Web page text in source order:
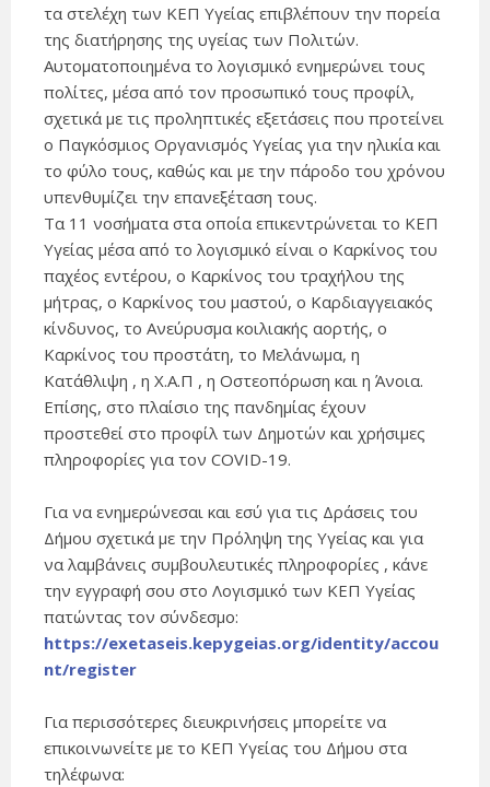
τα στελέχη των ΚΕΠ Υγείας επιβλέπουν την πορεία
της διατήρησης της υγείας των Πολιτών.
Αυτοματοποιημένα το λογισμικό ενημερώνει τους
πολίτες, μέσα από τον προσωπικό τους προφίλ,
σχετικά με τις προληπτικές εξετάσεις που προτείνει
ο Παγκόσμιος Οργανισμός Υγείας για την ηλικία και
το φύλο τους, καθώς και με την πάροδο του χρόνου
υπενθυμίζει την επανεξέταση τους.
Τα 11 νοσήματα στα οποία επικεντρώνεται το ΚΕΠ
Υγείας μέσα από το λογισμικό είναι ο Καρκίνος του
παχέος εντέρου, ο Καρκίνος του τραχήλου της
μήτρας, ο Καρκίνος του μαστού, ο Καρδιαγγειακός
κίνδυνος, το Ανεύρυσμα κοιλιακής αορτής, ο
Καρκίνος του προστάτη, το Μελάνωμα, η
Κατάθλιψη , η Χ.Α.Π , η Οστεοπόρωση και η Άνοια.
Επίσης, στο πλαίσιο της πανδημίας έχουν
προστεθεί στο προφίλ των Δημοτών και χρήσιμες
πληροφορίες για τον COVID-19.
Για να ενημερώνεσαι και εσύ για τις Δράσεις του
Δήμου σχετικά με την Πρόληψη της Υγείας και για
να λαμβάνεις συμβουλευτικές πληροφορίες , κάνε
την εγγραφή σου στο Λογισμικό των ΚΕΠ Υγείας
πατώντας τον σύνδεσμο:
https://exetaseis.kepygeias.org/identity/accou
nt/register
Για περισσότερες διευκρινήσεις μπορείτε να
επικοινωνείτε με το ΚΕΠ Υγείας του Δήμου στα
τηλέφωνα: